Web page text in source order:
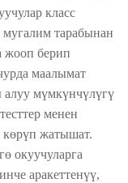
класс
мугалим тарабынан
жооп берип
маалымат
алуу мүмкүнчүлүгү
менен
көрүп жатышат.
окуучуларга
аракеттенүү,